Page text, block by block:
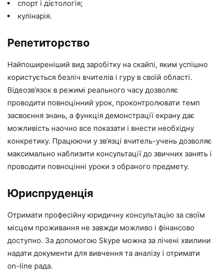
спорт і дієтологія;
кулінарія.
Репетиторство
Найпоширеніший вид заробітку на скайпі, яким успішно
користується безліч вчителів і гуру в своїй області.
Відеозв’язок в режимі реального часу дозволяє
проводити повноцінний урок, проконтролювати темп
засвоєння знань, а функція демонстрації екрану дає
можливість наочно все показати і внести необхідну
конкретику. Працюючи у зв’язці вчитель-учень дозволяє
максимально наблизити консультації до звичних занять і
проводити повноцінні уроки з обраного предмету.
Юриспруденція
Отримати професійну юридичну консультацію за своїм
місцем проживання не завжди можливо і фінансово
доступно. За допомогою Skype можна за лічені хвилини
надати документи для вивчення та аналізу і отримати
on-line рада.